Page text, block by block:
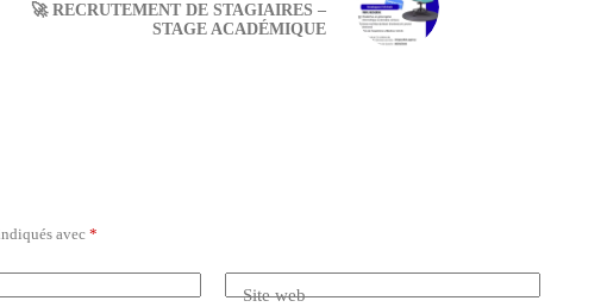
🚀 RECRUTEMENT DE STAGIAIRES –
STAGE ACADÉMIQUE
avec *
Site web